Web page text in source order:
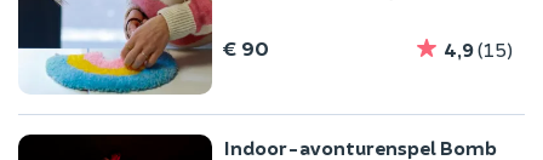
€ 90 4,9(15)
Indoor-avonturenspel Bomb